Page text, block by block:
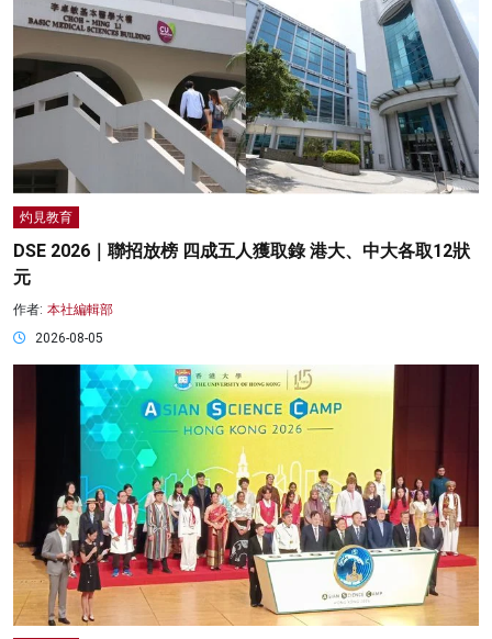
灼見教育
DSE 2026｜聯招放榜 四成五人獲取錄 港大、中大各取12狀
元
作者: 本社編輯部
2026-08-05